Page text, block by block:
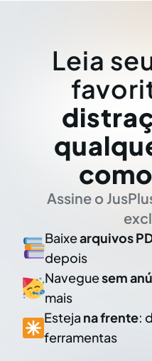
Leia
Assine o
Baixearquivos
depois
Naveguesem
mais
Esteja na frente:
ferramentas